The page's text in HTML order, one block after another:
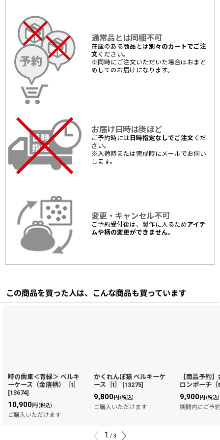
通常品とは同梱不可
在庫のある商品とは別々のカートでご注
文 ください。
※同時にご注文いただいた場合はおまと
めしてのお届けになります。
お届け日時は後ほど
ご予約時には 日時指定なしでご注文 くだ
さい。
※入荷時または完成時にメールでお伺い
します。
変更・キャンセル不可
ご予約受付後は、製作に入るため アイテ
ムや柄の変更ができません。
この商品を買った人は、こんな商品も買っています
時の歯車＜青緑＞ ベルキ
ーケース（金唐柄）［t］
[13674]
10,900円(税込)
ご購入いただけます
かくれんぼ猫 ベルキーケ
ース［t］
[13275]
9,800円(税込)
ご購入いただけます
【商品予約
ロンポーチ［
9,900円(税込)
期間内にご予
1 / 3